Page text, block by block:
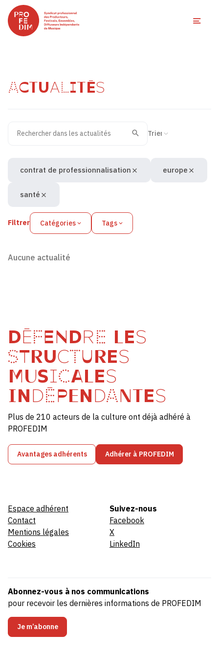
ACTUALITÉS
Recherche
Valider
Filtrer Catégories Tags
contrat de professionnalisation europe
santé
Aucune actualité
DÉFENDRE LES
STRUCTURES
MUSICALES
INDÉPENDANTES
Plus de 210 acteurs de la culture ont déjà adhéré à
PROFEDIM
Avantages adhérents Adhérer à PROFEDIM
Espace adhérent
Contact
Mentions légales
Cookies
Suivez-nous
Facebook
X
LinkedIn
Abonnez-vous à nos communications
pour recevoir les dernières informations de PROFEDIM
Je m’abonne